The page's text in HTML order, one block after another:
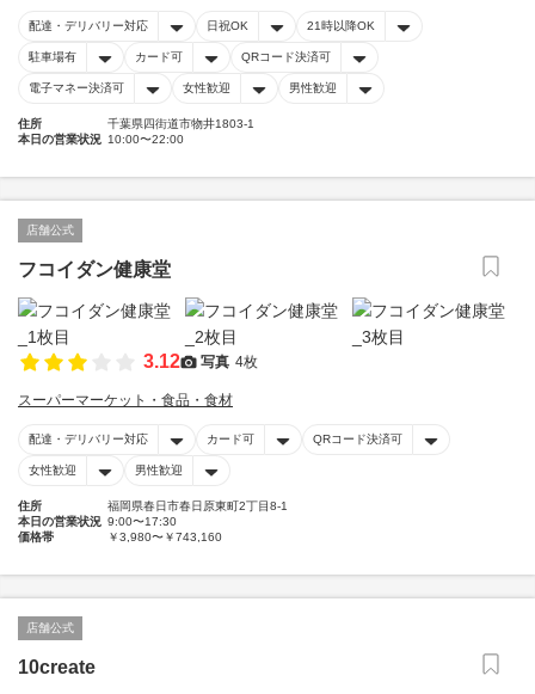
配達・デリバリー対応 日祝OK 21時以降OK
駐車場有 カード可 QRコード決済可
電子マネー決済可 女性歓迎 男性歓迎
住所
千葉県四街道市物井1803-1
本日の営業状況 10:00〜22:00
店舗公式
フコイダン健康堂
3.12 写真 4枚
スーパーマーケット・食品・食材
配達・デリバリー対応 カード可 QRコード決済可
女性歓迎 男性歓迎
住所
福岡県春日市春日原東町2丁目8-1
本日の営業状況 9:00〜17:30
価格帯
￥3,980〜￥743,160
店舗公式
10create